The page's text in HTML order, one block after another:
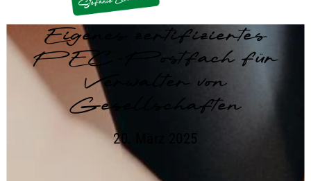
Eigenes zertifiziertes
PEC-Postfach für
Verwalter von
Gesellschaften
20. März 2025